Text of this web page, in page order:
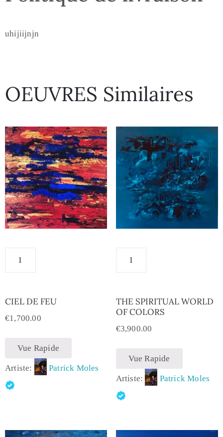
uhijiijnjn
OEUVRES Similaires
CIEL DE FEU
€1,700.00
Vue Rapide
Artiste: Patrick Moles
THE SPIRITUAL WORLD
OF COLORS
€3,900.00
Vue Rapide
Artiste: Patrick Moles